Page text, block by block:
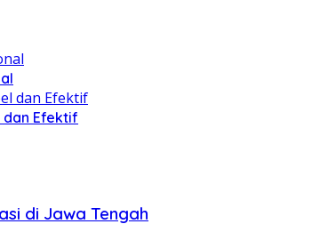
dan Efektif
di Jawa Tengah